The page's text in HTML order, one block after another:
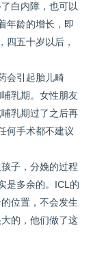
白内障，也可以
年龄的增长，即
四五十岁以后，
会引起胎儿畸
乳期。女性朋友
乳期过了之后再
何手术都不建议
子，分娩的过程
是多余的。ICL的
位置，不会发生
的，他们做了这